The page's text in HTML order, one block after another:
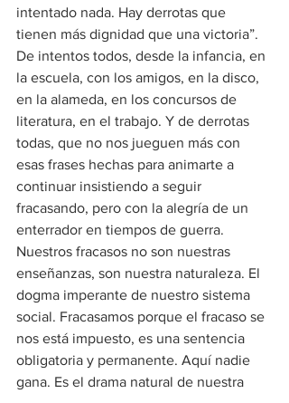
intentado nada. Hay derrotas que
tienen más dignidad que una victoria”.
De intentos todos, desde la infancia, en
la escuela, con los amigos, en la disco,
en la alameda, en los concursos de
literatura, en el trabajo. Y de derrotas
todas, que no nos jueguen más con
esas frases hechas para animarte a
continuar insistiendo a seguir
fracasando, pero con la alegría de un
enterrador en tiempos de guerra.
Nuestros fracasos no son nuestras
enseñanzas, son nuestra naturaleza. El
dogma imperante de nuestro sistema
social. Fracasamos porque el fracaso se
nos está impuesto, es una sentencia
obligatoria y permanente. Aquí nadie
gana. Es el drama natural de nuestra